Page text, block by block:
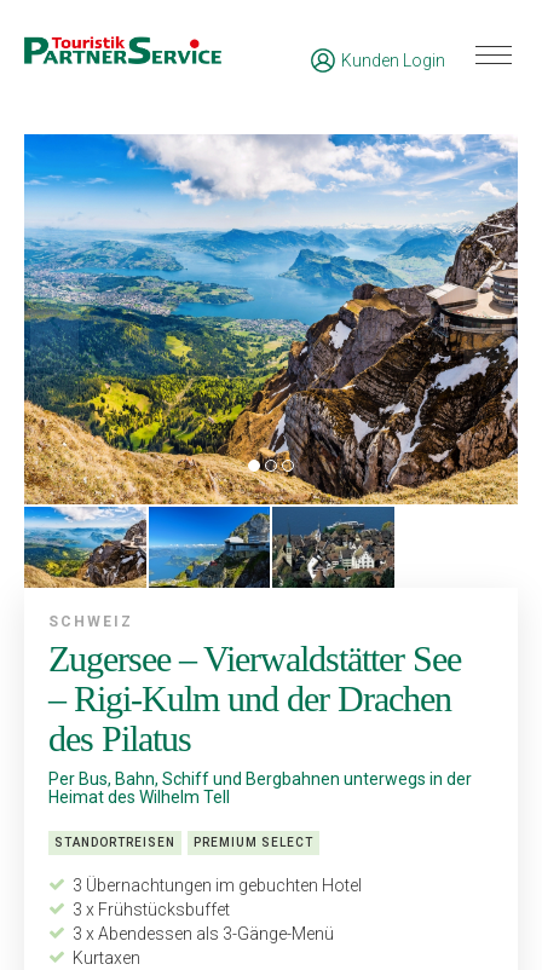
Kunden Login
SCHWEIZ
Zugersee – Vierwaldstätter See
– Rigi-Kulm und der Drachen
des Pilatus
Per Bus, Bahn, Schiff und Bergbahnen unterwegs in der
Heimat des Wilhelm Tell
STANDORTREISEN PREMIUM SELECT
3 Übernachtungen im gebuchten Hotel
3 x Frühstücksbuffet
3 x Abendessen als 3-Gänge-Menü
Kurtaxen